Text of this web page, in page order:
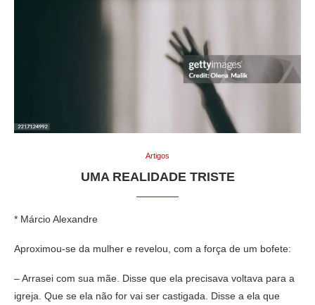
Artigos
UMA REALIDADE TRISTE
* Márcio Alexandre
Aproximou-se da mulher e revelou, com a força de um bofete:
– Arrasei com sua mãe. Disse que ela precisava voltava para a
igreja. Que se ela não for vai ser castigada. Disse a ela que